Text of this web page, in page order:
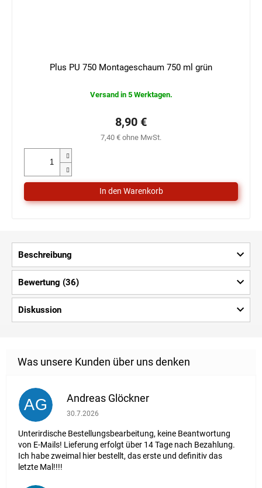
Plus PU 750 Montageschaum 750 ml grün
Versand in 5 Werktagen.
7,40 € ohne MwSt.
8,90 €
Beschreibung
Bewertung (36)
Diskussion
AG Andreas Glöckner
Die Shop-Bewertung beträgt 1 von 5 Sternen.
30.7.2026
Unterirdische Bestellungsbearbeitung, keine Beantwortung
von E-Mails! Lieferung erfolgt über 14 Tage nach Bezahlung.
Ich habe zweimal hier bestellt, das erste und definitiv das
letzte Mal!!!!